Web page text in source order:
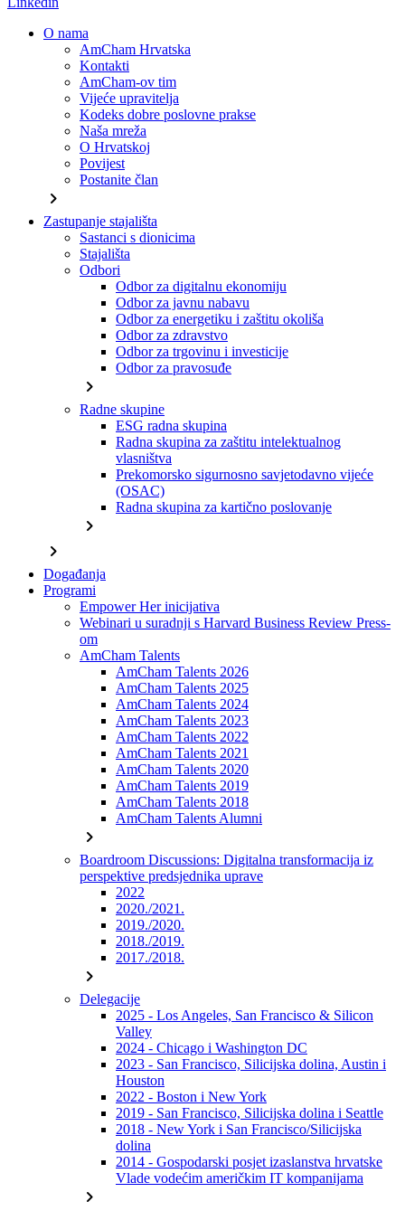
O nama
AmCham Hrvatska
Kontakti
AmCham-ov tim
Vijeće upravitelja
Kodeks dobre poslovne prakse
Naša mreža
O Hrvatskoj
Povijest
Postanite član
chevron_right
Zastupanje stajališta
Sastanci s dionicima
Stajališta
Odbori
Odbor za digitalnu ekonomiju
Odbor za javnu nabavu
Odbor za energetiku i zaštitu okoliša
Odbor za zdravstvo
Odbor za trgovinu i investicije
Odbor za pravosuđe
chevron_right
Radne skupine
ESG radna skupina
Radna skupina za zaštitu intelektualnog
vlasništva
Prekomorsko sigurnosno savjetodavno vijeće
(OSAC)
Radna skupina za kartično poslovanje
chevron_right
chevron_right
Događanja
Programi
Empower Her inicijativa
Webinari u suradnji s Harvard Business Review Press-
om
AmCham Talents
AmCham Talents 2026
AmCham Talents 2025
AmCham Talents 2024
AmCham Talents 2023
AmCham Talents 2022
AmCham Talents 2021
AmCham Talents 2020
AmCham Talents 2019
AmCham Talents 2018
AmCham Talents Alumni
chevron_right
Boardroom Discussions: Digitalna transformacija iz
perspektive predsjednika uprave
2022
2020./2021.
2019./2020.
2018./2019.
2017./2018.
chevron_right
Delegacije
2025 - Los Angeles, San Francisco & Silicon
Valley
2024 - Chicago i Washington DC
2023 - San Francisco, Silicijska dolina, Austin i
Houston
2022 - Boston i New York
2019 - San Francisco, Silicijska dolina i Seattle
2018 - New York i San Francisco/Silicijska
dolina
2014 - Gospodarski posjet izaslanstva hrvatske
Vlade vodećim američkim IT kompanijama
chevron_right